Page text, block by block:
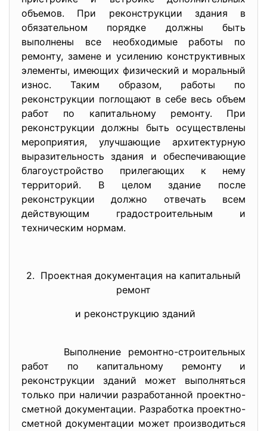
объемов. При реконструкции здания в
обязательном порядке должны быть
выполнены все необходимые работы по
ремонту, замене и усилению конструктивных
элементы, имеющих физический и моральный
износ. Таким образом, работы по
реконструкции поглощают в себе весь объем
работ по капитальному ремонту. При
реконструкции должны быть осуществлены
мероприятия, улучшающие архитектурную
выразительность здания и обеспечивающие
благоустройство прилегающих к нему
территорий. В целом здание после
реконструкции должно отвечать всем
действующим градостроительным и
техническим нормам.
2. Проектная документация на капитальный
ремонт
и реконструкцию зданий
Выполнение ремонтно-строительных
работ по капитальному ремонту и
реконструкции зданий может выполняться
только при наличии разработанной проектно-
сметной документации. Разработка проектно-
сметной документации может производиться